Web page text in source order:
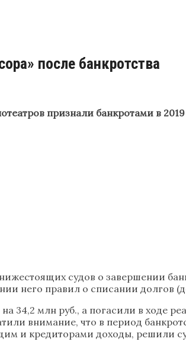
после банкротства
признали банкротами в
судов о завершении
него правил о списании долгов
34,2 млн руб., а погасили в ходе
внимание, что в период
и кредиторами доходы, решили